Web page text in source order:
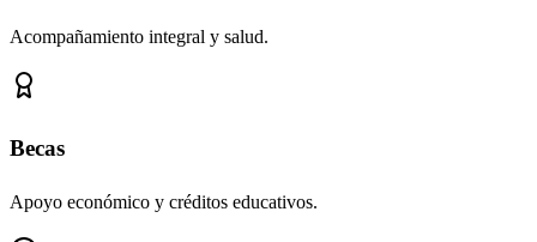
Acompañamiento integral y salud.
Becas
Apoyo económico y créditos educativos.